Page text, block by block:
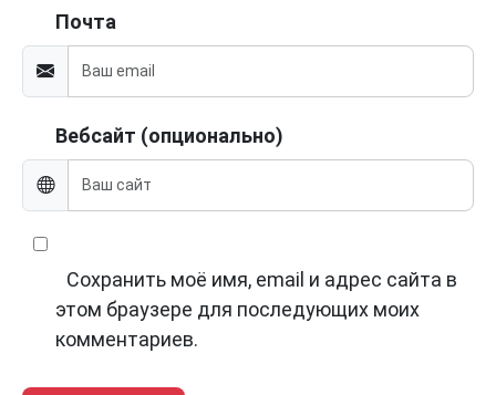
Почта
Вебсайт (опционально)
Сохранить моё имя, email и адрес сайта в
этом браузере для последующих моих
комментариев.